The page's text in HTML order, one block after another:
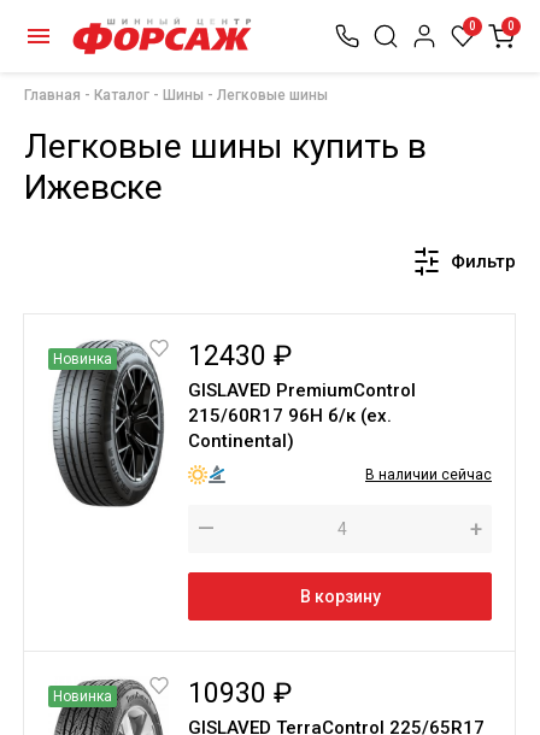
0 0
Главная Каталог Шины Легковые шины
Легковые шины купить в
Ижевске
Фильтр
Новинка 12430 ₽
GISLAVED PremiumControl
215/60R17 96H б/к (ex.
Continental)
В наличии сейчас
— +
В корзину
Новинка 10930 ₽
GISLAVED TerraControl 225/65R17